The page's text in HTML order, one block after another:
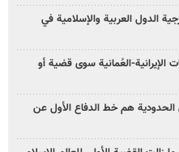
الدول العربية والإسلامية في
الإيرانية-العُمانية سوى قضية أو
الحدودية هم خط الدفاع الأول عن